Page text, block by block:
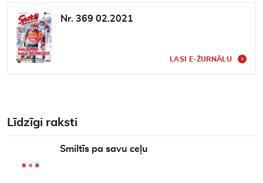
Nr. 369 02.2021
LASI E-ŽURNĀLU
Līdzīgi raksti
Smiltīs pa savu ceļu